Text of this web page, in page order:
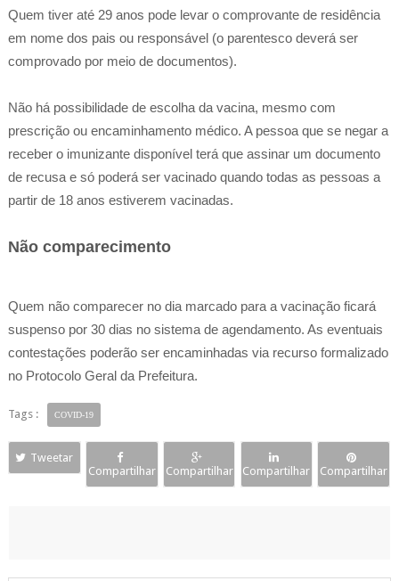
Quem tiver até 29 anos pode levar o comprovante de residência
em nome dos pais ou responsável (o parentesco deverá ser
comprovado por meio de documentos).
Não há possibilidade de escolha da vacina, mesmo com
prescrição ou encaminhamento médico. A pessoa que se negar a
receber o imunizante disponível terá que assinar um documento
de recusa e só poderá ser vacinado quando todas as pessoas a
partir de 18 anos estiverem vacinadas.
Não comparecimento
Quem não comparecer no dia marcado para a vacinação ficará
suspenso por 30 dias no sistema de agendamento. As eventuais
contestações poderão ser encaminhadas via recurso formalizado
no Protocolo Geral da Prefeitura.
Tags : COVID-19
Tweetar
Compartilhar
Compartilhar Compartilhar Compartilhar